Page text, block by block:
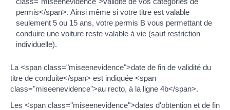
permis</span>. Ainsi même si votre titre est valable
seulement 5 ou 15 ans, votre permis B vous permettant de
conduire une voiture reste valable à vie (sauf restriction
individuelle).
La <span class="miseenevidence">date de fin de validité du
titre de conduite</span> est indiquée <span
class="miseenevidence">au recto, à la ligne 4b</span>.
Les <span class="miseenevidence">dates d'obtention et de fin